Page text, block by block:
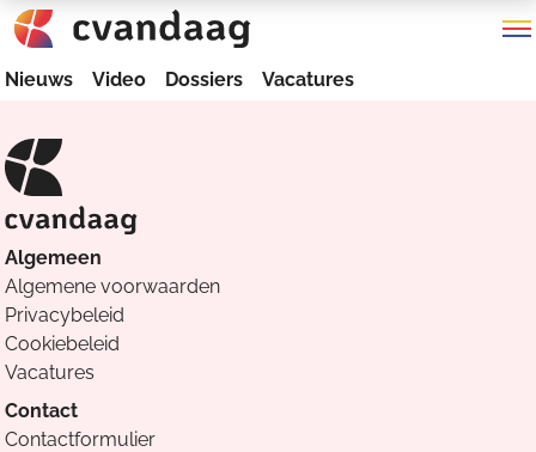
Nieuws Video Dossiers Vacatures
Algemeen
Algemene voorwaarden
Privacybeleid
Cookiebeleid
Vacatures
Contact
Contactformulier